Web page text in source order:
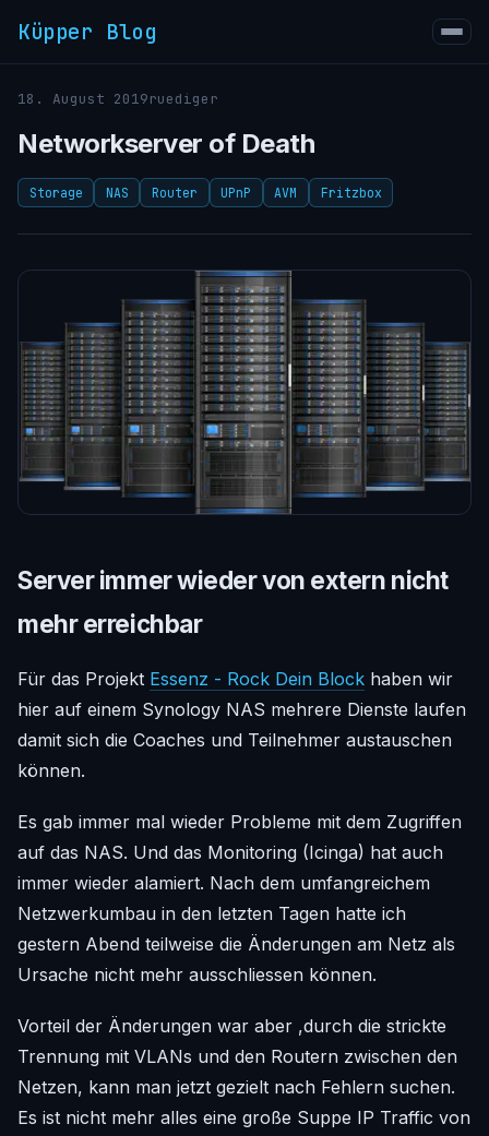
Küpper Blog
18. August 2019ruediger
Networkserver of Death
Storage NAS Router UPnP AVM Fritzbox
Server immer wieder von extern nicht
mehr erreichbar
Für das Projekt Essenz - Rock Dein Block haben wir
hier auf einem Synology NAS mehrere Dienste laufen
damit sich die Coaches und Teilnehmer austauschen
können.
Es gab immer mal wieder Probleme mit dem Zugriffen
auf das NAS. Und das Monitoring (Icinga) hat auch
immer wieder alamiert. Nach dem umfangreichem
Netzwerkumbau in den letzten Tagen hatte ich
gestern Abend teilweise die Änderungen am Netz als
Ursache nicht mehr ausschliessen können.
Vorteil der Änderungen war aber ,durch die strickte
Trennung mit VLANs und den Routern zwischen den
Netzen, kann man jetzt gezielt nach Fehlern suchen.
Es ist nicht mehr alles eine große Suppe IP Traffic von